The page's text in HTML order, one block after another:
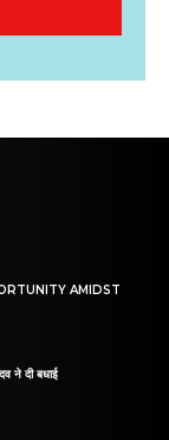
AMIDST
ने दी बधाई